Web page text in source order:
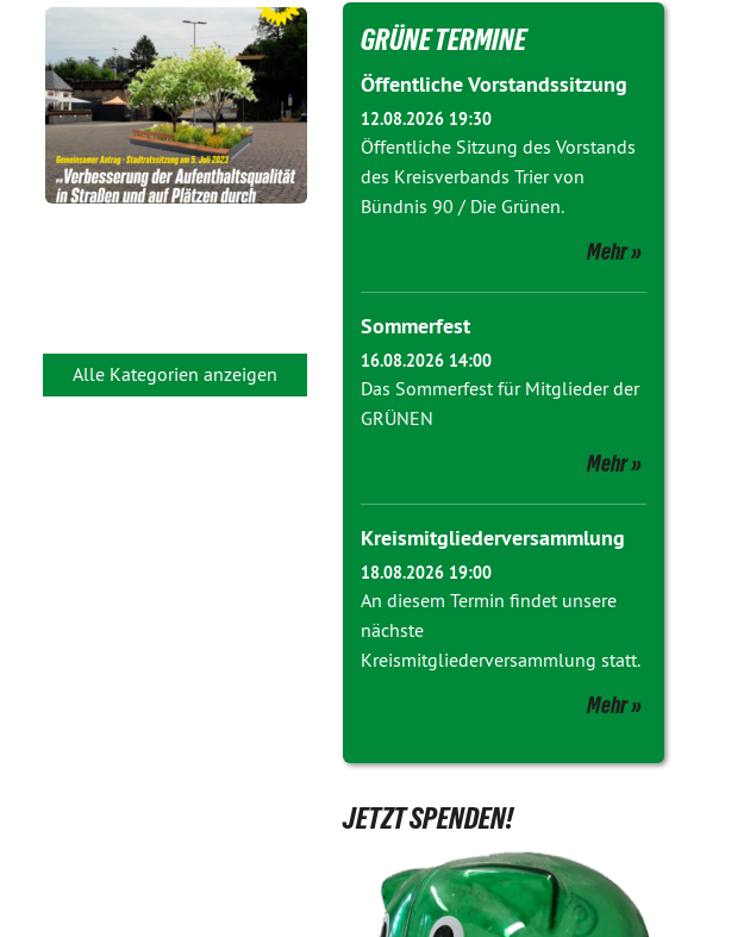
Alle Kategorien anzeigen
GRÜNE TERMINE
Öffentliche Vorstandssitzung
12.08.2026 19:30
Öffentliche Sitzung des Vorstands
des Kreisverbands Trier von
Bündnis 90 / Die Grünen.
Mehr
Sommerfest
16.08.2026 14:00
Das Sommerfest für Mitglieder der
GRÜNEN
Mehr
Kreismitgliederversammlung
18.08.2026 19:00
An diesem Termin findet unsere
nächste
Kreismitgliederversammlung statt.
Mehr
JETZT SPENDEN!